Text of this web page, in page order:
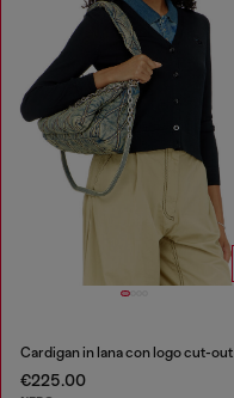
Cardigan in lana con logo cut-out
€225.00